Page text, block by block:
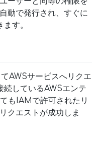
動で発行され、すぐに
す。
AWSサービスへリクエ
しているAWSエンテ
もIAMで許可されたリ
クエストが成功しま